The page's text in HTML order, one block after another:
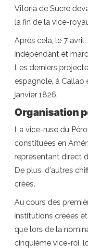
Vitoria de Sucre
la fin de la vice-
Après cela, le 7
indépendant et
Les derniers
espagnole, à Callao
janvier 1826.
Organisation
La vice-ruse du
constituées en
représentant direct
De plus, d'autres
créés.
Au cours des
institutions créées
que lors de la
cinquième vice-roi,